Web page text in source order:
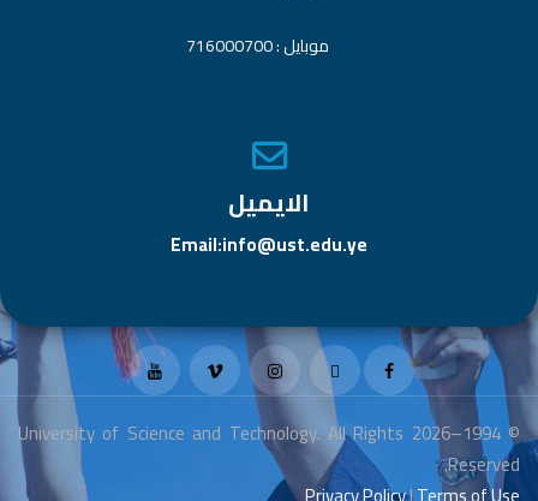
موبايل : 716000700
الايميل
Email:info@ust.edu.ye
© 1994–2026 University of Science and Technology. All Rights
Reserved.